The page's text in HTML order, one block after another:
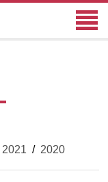
2021 / 2020